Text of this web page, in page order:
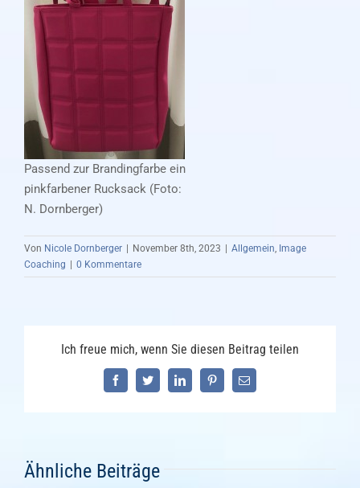
Passend zur Brandingfarbe ein
pinkfarbener Rucksack (Foto:
N. Dornberger)
Von Nicole Dornberger November 8th, 2023 Allgemein, Image
Coaching
0 Kommentare
Ich freue mich, wenn Sie diesen Beitrag teilen
FacebookTwitterLinkedInPinterestE-
Mail
Ähnliche Beiträge